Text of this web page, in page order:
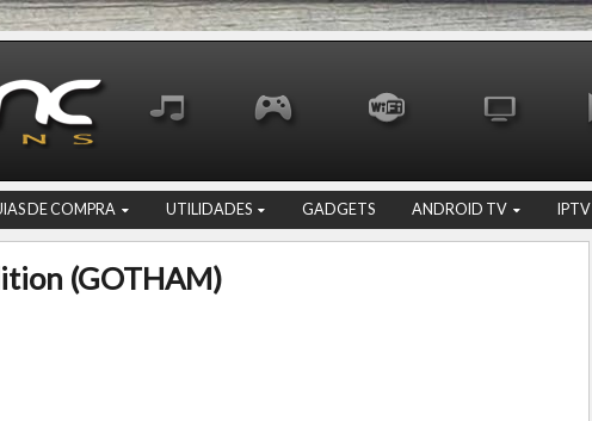
DE COMPRA UTILIDADES GADGETS ANDROID TV IPTV
(GOTHAM)